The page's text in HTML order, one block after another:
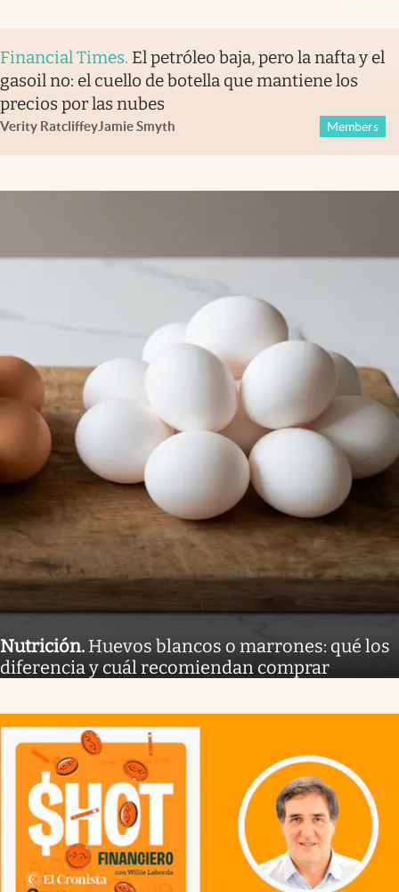
Financial Times. El petróleo baja, pero la nafta y el
gasoil no: el cuello de botella que mantiene los
precios por las nubes
Verity RatcliffeyJamie Smyth Members
Nutrición. Huevos blancos o marrones: qué los
diferencia y cuál recomiendan comprar